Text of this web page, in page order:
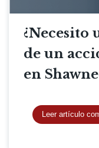
¿Necesito
de un
en
Leer artículo